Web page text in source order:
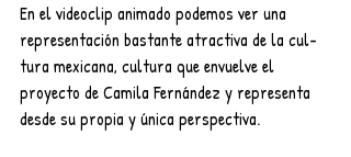
En el videoclip animado podemos ver una
representación bastante atractiva de la cul-
tura mexicana, cultura que envuelve el
proyecto de Camila Fernández y representa
desde su propia y única perspectiva.